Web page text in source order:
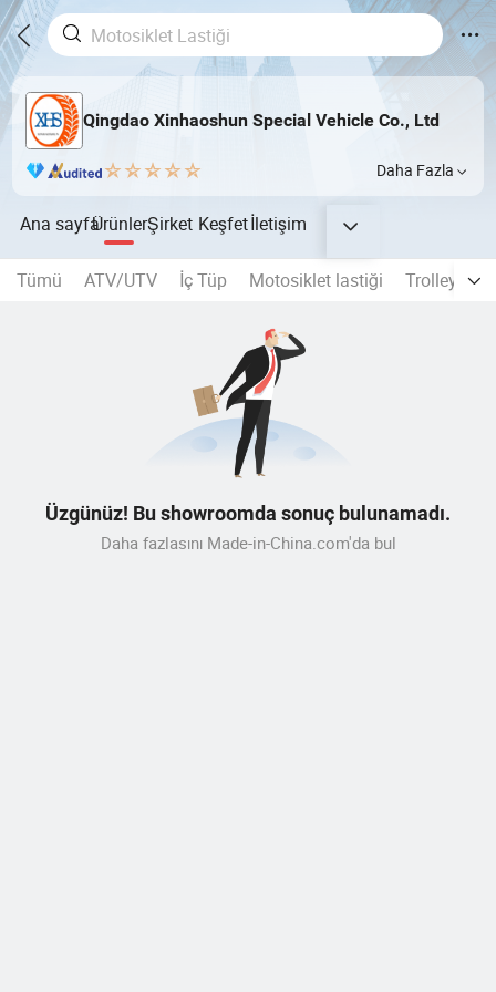
Qingdao Xinhaoshun Special Vehicle Co., Ltd
Daha Fazla
Ana sayfaÜrünlerŞirket Keşfetİletişim
Tümü ATV/UTV İç Tüp Motosiklet lastiği Trolley
Üzgünüz! Bu showroomda sonuç bulunamadı.
Daha fazlasını Made-in-China.com'da bul